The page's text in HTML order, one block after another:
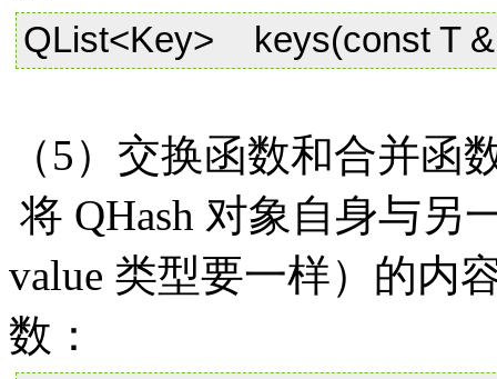
QList<Key> keys(const T
（5）交换函数和合并函
将 QHash 对象自身与另
value 类型要一样）的内
数：